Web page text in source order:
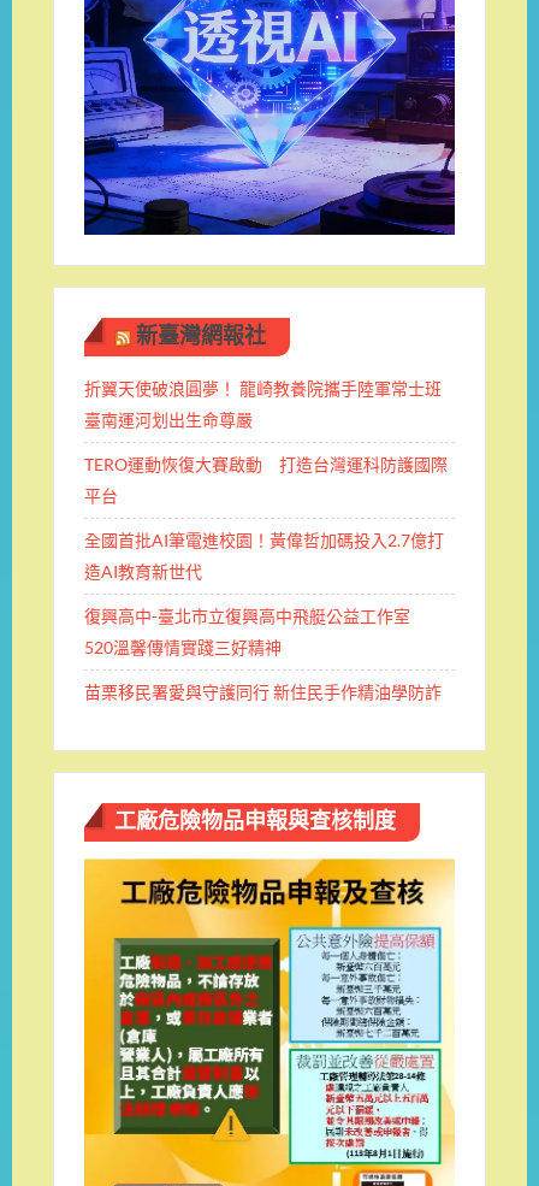
新臺灣網報社
折翼天使破浪圓夢！ 龍崎教養院攜手陸軍常士班 ​
臺南運河划出生命尊嚴
TERO運動恢復大賽啟動 打造台灣運科防護國際
平台
全國首批AI筆電進校園！黃偉哲加碼投入2.7億打
造AI教育新世代
復興高中-臺北市立復興高中飛艇公益工作室
520溫馨傳情實踐三好精神
苗栗移民署愛與守護同行 新住民手作精油學防詐
工廠危險物品申報與查核制度